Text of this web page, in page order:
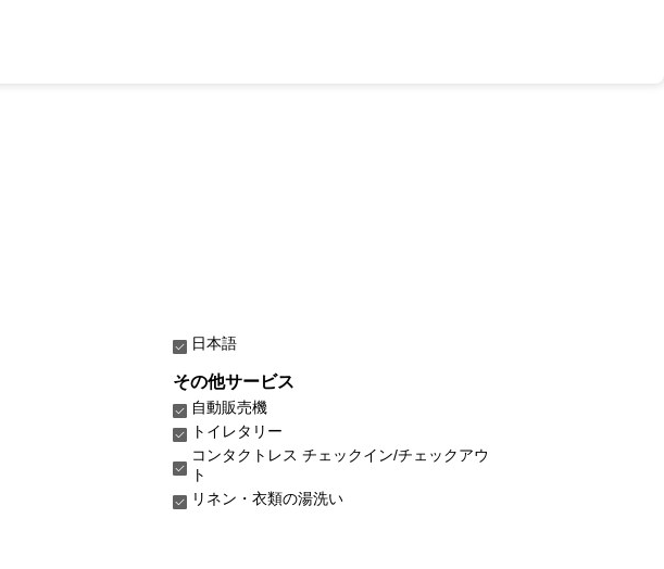
日本語
その他サービス
自動販売機
トイレタリー
コンタクトレス チェックイン/チェックアウ
ト
リネン・衣類の湯洗い